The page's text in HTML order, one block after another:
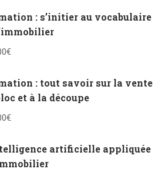
: s’initier au vocabulaire
: tout savoir sur la vente
et à la découpe
artificielle appliquée